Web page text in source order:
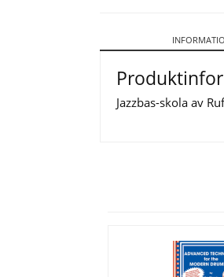
Jazzbas-skola av